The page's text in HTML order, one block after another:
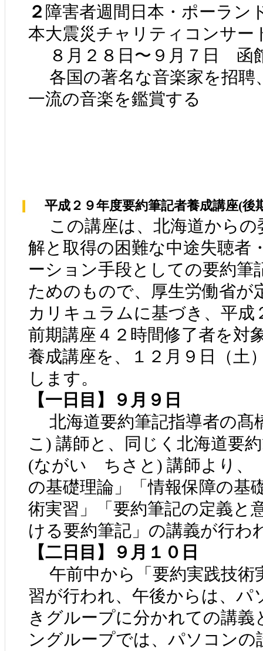
２ 障害者週間日本・ポーラ
本大震災チャリティコンサー
８月２８日〜９月７日 函
各国の著名な音楽家を招聘
一流の音楽を鑑賞する
平成２９年度要約筆記者養成講座(後
この講座は、北海道からの
解と取得の困難な中途失聴者
ーション手段としての要約筆
ためのもので、厚生労働省が
カリキュラムに基づき、平成
前期講座４２時間修了者を対
養成講座を、１２月９日（土
します。
【一日目】９月９日
北海道要約筆記指導者の
こ) 講師と、同じく北海道要
(ながい ちさと) 講師より、
の基礎理論」「情報保障の基
術実習」「要約筆記の定義と
ける要約筆記」の講義が行わ
【二日目】９月１０日
午前中から「要約実践技術
習が行われ、午後からは、パ
きグループに分かれての講
ングループでは、パソコン